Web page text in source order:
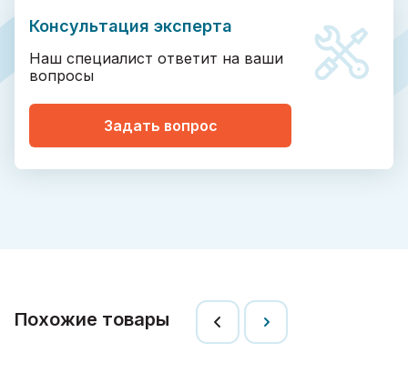
Консультация эксперта
Наш специалист ответит на ваши
вопросы
Задать вопрос
Похожие товары